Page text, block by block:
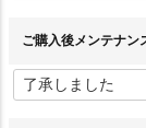
須
ご購入後メンテナン